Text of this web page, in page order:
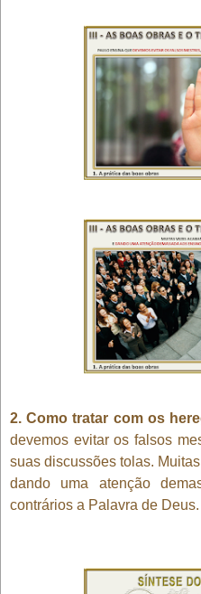
2. Como tratar com os
devemos evitar os falsos
suas discussões tolas.
dando uma atenção
contrários a Palavra de Deus.